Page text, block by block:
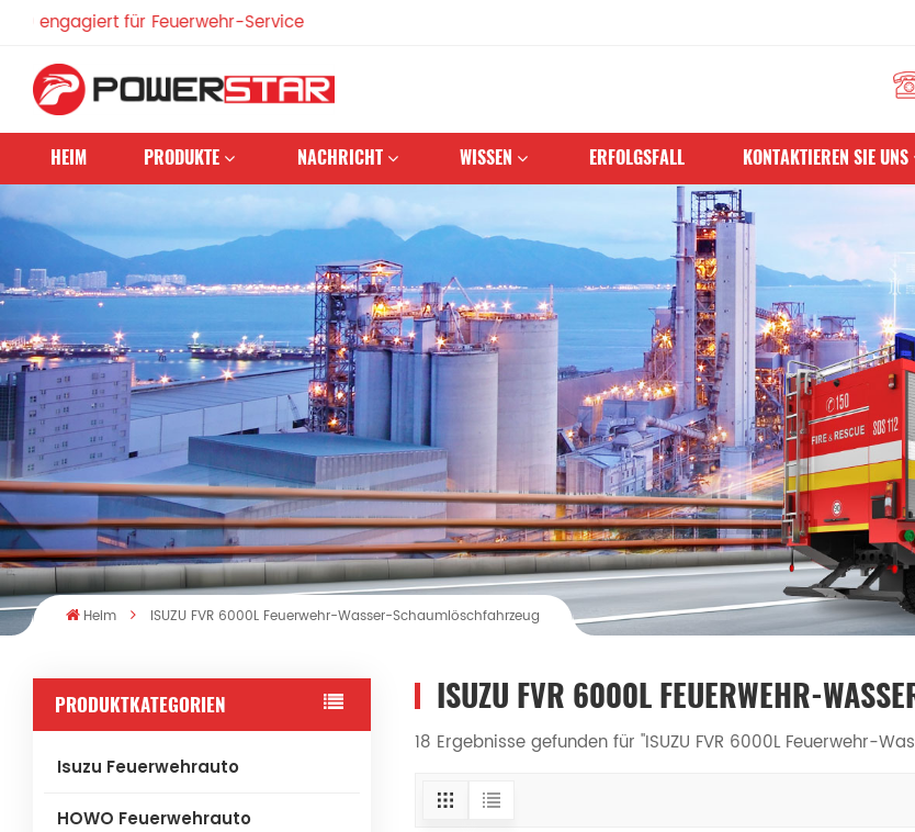
für Feuerwehr-Service
HEIM PRODUKTE NACHRICHT WISSEN ERFOLGSFALL KONTAKTIEREN SIE UNS
Heim ISUZU FVR 6000L Feuerwehr-Wasser-Schaumlöschfahrzeug
PRODUKTKATEGORIEN
Isuzu Feuerwehrauto
HOWO Feuerwehrauto
ISUZU FVR 6000L FEUERWEHR-
18 Ergebnisse gefunden für "ISUZU FVR 6000L Feuerwehr-